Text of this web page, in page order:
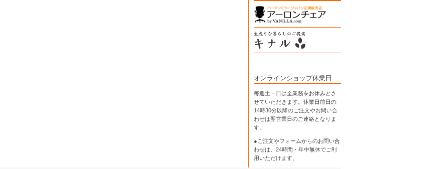
オンラインショップ休業日
毎週土・日は全業務をお休みとさ
せていただきます。休業日前日の
14時30分以降のご注文やお問い合
わせは翌営業日のご連絡となりま
す。
●ご注文やフォームからのお問い合
わせは、 24時間・年中無休でご利
用いただけます。